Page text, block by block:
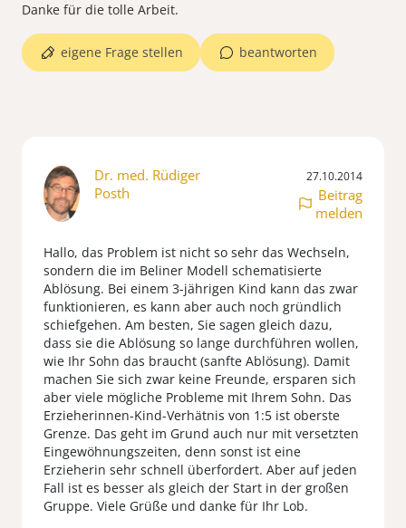
Danke für die tolle Arbeit.
beantworten
eigene Frage stellen
Dr. med. Rüdiger
Posth
27.10.2014
Beitrag
melden
Hallo, das Problem ist nicht so sehr das Wechseln,
sondern die im Beliner Modell schematisierte
Ablösung. Bei einem 3-jährigen Kind kann das zwar
funktionieren, es kann aber auch noch gründlich
schiefgehen. Am besten, Sie sagen gleich dazu,
dass sie die Ablösung so lange durchführen wollen,
wie Ihr Sohn das braucht (sanfte Ablösung). Damit
machen Sie sich zwar keine Freunde, ersparen sich
aber viele mögliche Probleme mit Ihrem Sohn. Das
Erzieherinnen-Kind-Verhätnis von 1:5 ist oberste
Grenze. Das geht im Grund auch nur mit versetzten
Eingewöhnungszeiten, denn sonst ist eine
Erzieherin sehr schnell überfordert. Aber auf jeden
Fall ist es besser als gleich der Start in der großen
Gruppe. Viele Grüße und danke für Ihr Lob.